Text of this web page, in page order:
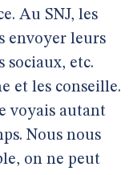
Au SNJ, les
envoyer leurs
sociaux, etc.
et les conseille.
voyais autant
Nous nous
on ne peut